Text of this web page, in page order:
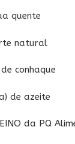
quente
natural
conhaque
de azeite
da PQ